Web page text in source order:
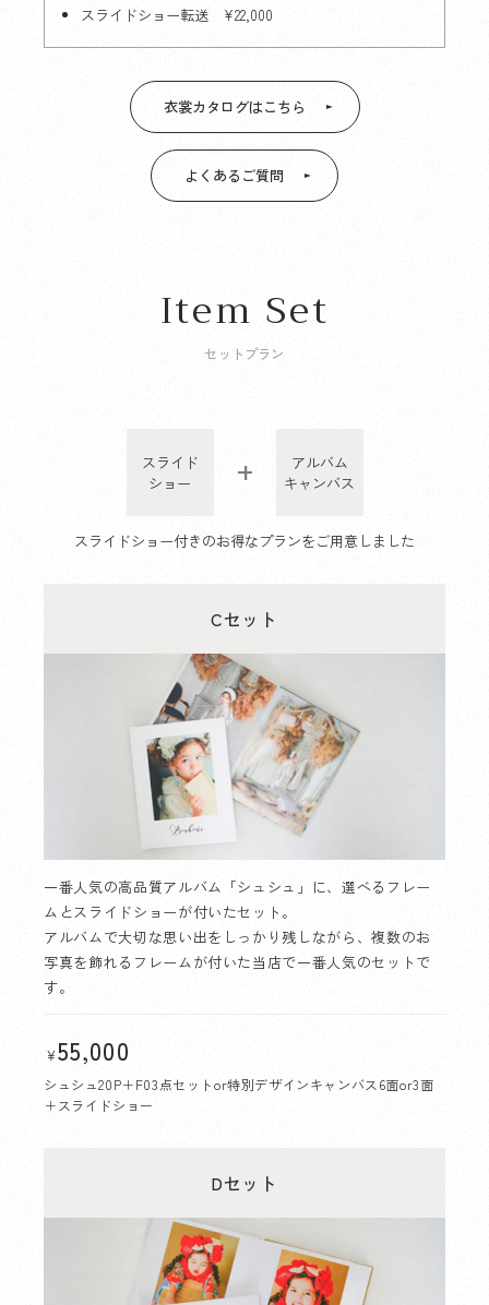
スライドショー転送 ¥22,000
衣裳カタログはこちら
よくあるご質問
Item Set
セットプラン
スライド
ショー
+
アルバム
キャンバス
スライドショー付きのお得なプランをご用意しました
Cセット
一番人気の高品質アルバム「シュシュ」に、選べるフレー
ムとスライドショーが付いたセット。
アルバムで大切な思い出をしっかり残しながら、複数のお
写真を飾れるフレームが付いた当店で一番人気のセットで
す。
￥55,000
シュシュ20P＋F03点セットor特別デザインキャンバス6面or3面
＋スライドショー
Dセット